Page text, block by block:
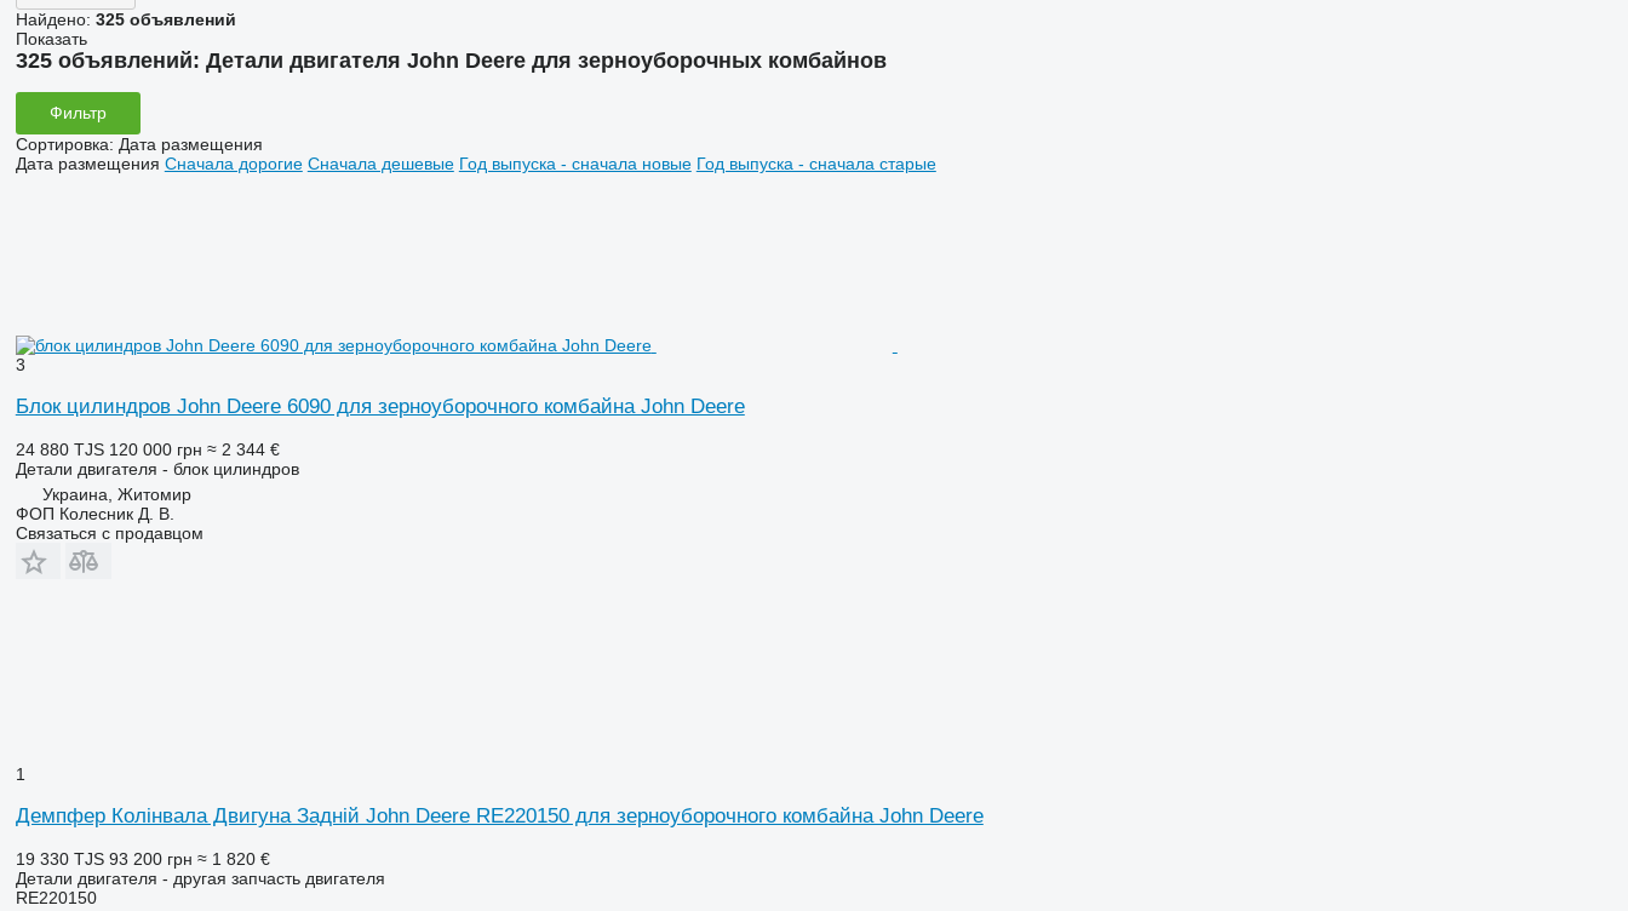
Найдено: 325 объявлений
Показать
325 объявлений: Детали двигателя John Deere для зерноуборочных комбайнов
Фильтр
Сортировка: Дата размещения
Дата размещения Сначала дорогие Сначала дешевые Год выпуска - сначала новые Год выпуска - сначала старые
3
Блок цилиндров John Deere 6090 для зерноуборочного комбайна John Deere
24 880 TJS 120 000 грн ≈ 2 344 €
Детали двигателя - блок цилиндров
Украина, Житомир
ФОП Колесник Д. В.
Связаться с продавцом
1
Демпфер Колінвала Двигуна Задній John Deere RE220150 для зерноуборочного комбайна John Deere
19 330 TJS 93 200 грн ≈ 1 820 €
Детали двигателя - другая запчасть двигателя
RE220150